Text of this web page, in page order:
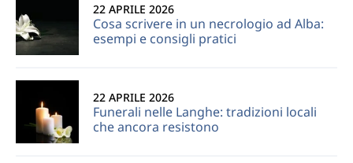
Cosa scrivere in un necrologio ad Alba:
esempi e consigli pratici
22 APRILE 2026
Funerali nelle Langhe: tradizioni locali
che ancora resistono
22 APRILE 2026